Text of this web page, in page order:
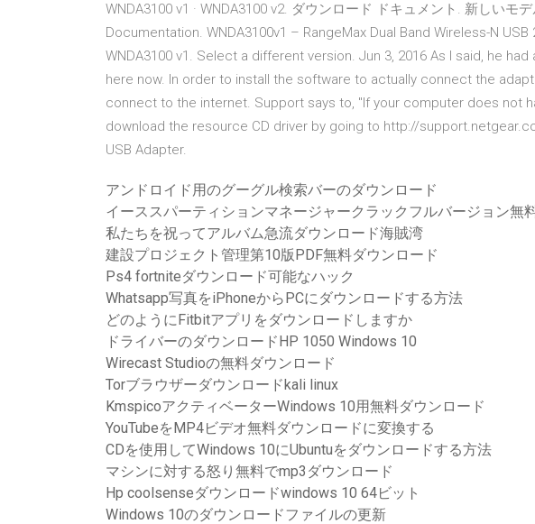
WNDA3100 v1 · WNDA3100 v2. ダウンロード ドキュメント. 新しいモ
Documentation. WNDA3100v1 – RangeMax Dual Band Wireless-N
WNDA3100 v1. Select a different version. Jun 3, 2016 As I said, he
here now. In order to install the software to actually connect the
connect to the internet. Support says to, "If your computer does not
download the resource CD driver by going to http://
USB Adapter.
アンドロイド用のグーグル検索バーのダウンロード
イーススパーティションマネージャークラックフルバージョン無
私たちを祝ってアルバム急流ダウンロード海賊湾
建設プロジェクト管理第10版PDF無料ダウンロード
Ps4 fortniteダウンロード可能なハック
Whatsapp写真をiPhoneからPCにダウンロードする方法
どのようにFitbitアプリをダウンロードしますか
ドライバーのダウンロードHP 1050 Windows 10
Wirecast Studioの無料ダウンロード
Torブラウザーダウンロードkali linux
KmspicoアクティベーターWindows 10用無料ダウンロード
YouTubeをMP4ビデオ無料ダウンロードに変換する
CDを使用してWindows 10にUbuntuをダウンロードする方法
マシンに対する怒り無料でmp3ダウンロード
Hp coolsenseダウンロードwindows 10 64ビット
Windows 10のダウンロードファイルの更新